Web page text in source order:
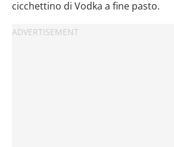
cicchettino di Vodka a fine pasto.